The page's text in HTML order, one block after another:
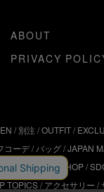
ABOUT
PRIVACY
別注 OUTFIT
コーデ バッグ JAPAN
ュー WORKSHOP
TOPICS アクセサリー